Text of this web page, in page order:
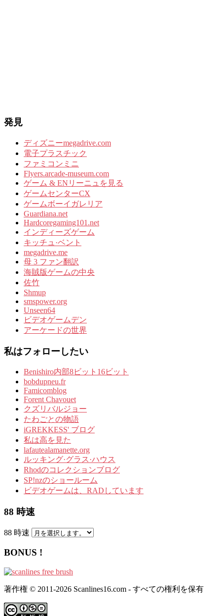
発見
ディズニーmegadrive.com
電子プラスチック
ファミコンミニ
Flyers.arcade-museum.com
ゲーム & ENリーニュを見る
ゲームセンターCX
ゲームボーイガレリア
Guardiana.net
Hardcoregaming101.net
インディーズゲーム
キッチュ·ベント
megadrive.me
母 3 ファン翻訳
海賊版ゲームの中央
佐竹
Shmup
smspower.org
Unseen64
ビデオゲームデン
アーケードの世界
私はフォローしたい
Benishiro内部8ビット16ビット
bobdupneu.fr
Famicomblog
Forent Chavouet
クズリバルジョー
たわごとの物語
iGREKKESS' ブログ
私は高を見た
lafautealamanette.org
ルッキング·グラス·ハウス
Rhodのコレクションブログ
SP!nzのショールーム
ビデオゲームは、RADしています
88 時速
88 時速
BONUS !
著作権 © 2011-2026 Scanlines16.com - すべての権利を保有